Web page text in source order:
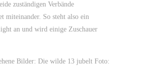
zuständigen Verbände
miteinander. So steht also ein
an und wird einige Zuschauer